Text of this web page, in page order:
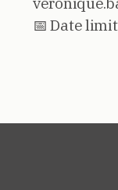
📅 Date
NAVIGATION